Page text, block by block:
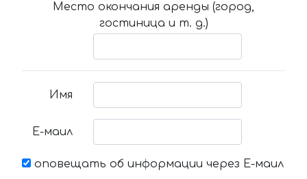
Место окончания аренды (город,
гостиница и т. д.)
Имя
Е-маил
оповещать об информации через Е-маил